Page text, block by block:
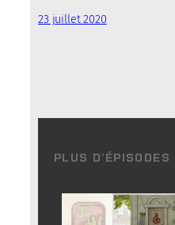
23 juillet 2020
PLUS D’ÉPISODES